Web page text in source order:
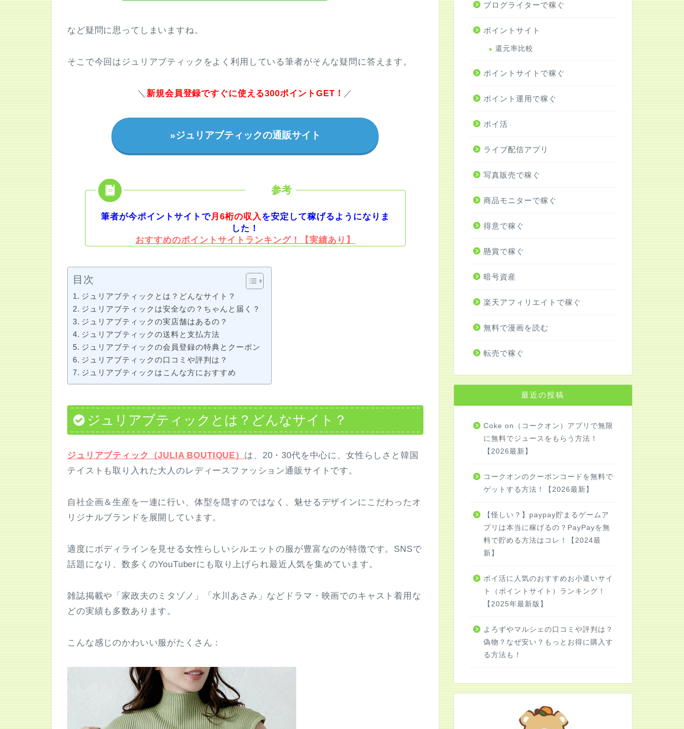
など疑問に思ってしまいますね。
そこで今回はジュリアブティックをよく利用している筆者がそんな疑問に答えます。
＼ 新規会員登録ですぐに使える300ポイントGET！ ／
»ジュリアブティックの通販サイト
筆者が今ポイントサイトで月6桁の収入 を安定して稼げるようになりま
した！
おすすめのポイントサイトランキング！【実績あり】
目次
ジュリアブティックとは？どんなサイト？
ジュリアブティックは安全なの？ちゃんと届く？
ジュリアブティックの実店舗はあるの？
ジュリアブティックの送料と支払方法
ジュリアブティックの会員登録の特典とクーポン
ジュリアブティックの口コミや評判は？
ジュリアブティックはこんな方におすすめ
ジュリアブティックとは？どんなサイト？
ジュリアブティック（JULIA BOUTIQUE） は、20・30代を中心に、女性らしさと韓国
テイストも取り入れた大人のレディースファッション通販サイトです。
自社企画＆生産を一連に行い、体型を隠すのではなく、魅せるデザインにこだわったオ
リジナルブランドを展開しています。
適度にボディラインを見せる女性らしいシルエットの服が豊富なのが特徴です。SNSで
話題になり、数多くのYouTuberにも取り上げられ最近人気を集めています。
雑誌掲載や「家政夫のミタゾノ」「水川あさみ」などドラマ・映画でのキャスト着用な
どの実績も多数あります。
こんな感じのかわいい服がたくさん：
ブログライターで稼ぐ
ポイントサイト
還元率比較
ポイントサイトで稼ぐ
ポイント運用で稼ぐ
ポイ活
ライブ配信アプリ
写真販売で稼ぐ
商品モニターで稼ぐ
得意で稼ぐ
懸賞で稼ぐ
暗号資産
楽天アフィリエイトで稼ぐ
無料で漫画を読む
転売で稼ぐ
最近の投稿
Coke on（コークオン）アプリで無限
に無料でジュースをもらう方法！
【2026最新】
コークオンのクーポンコードを無料で
ゲットする方法！【2026最新】
【怪しい？】paypay貯まるゲームア
プリは本当に稼げるの？PayPayを無
料で貯める方法はコレ！【2024最
新】
ポイ活に人気のおすすめお小遣いサイ
ト（ポイントサイト）ランキング！
【2025年最新版】
よろずやマルシェの口コミや評判は？
偽物？なぜ安い？もっとお得に購入す
る方法も！